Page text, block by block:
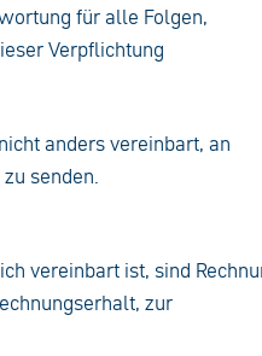
für alle Folgen,
Verpflichtung
anders vereinbart, an
zu senden.
vereinbart ist, sind
zur